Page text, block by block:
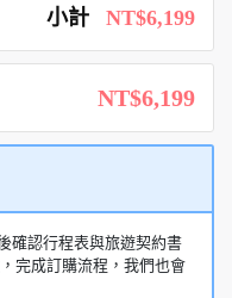
小計 NT$6,199
NT$6,199
確認行程表與旅遊契約書
完成訂購流程，我們也會